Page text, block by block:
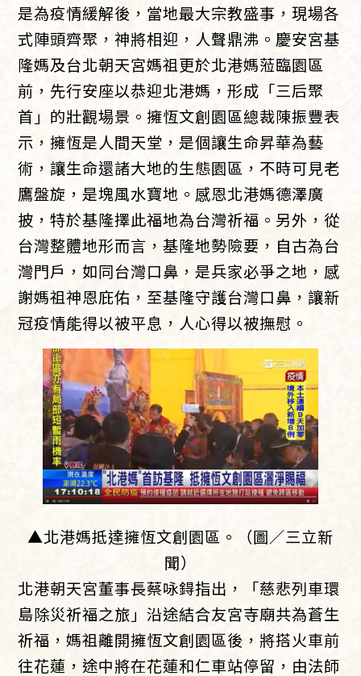
是為疫情緩解後，當地最大宗教盛事，現場各
式陣頭齊聚，神將相迎，人聲鼎沸。慶安宮基
隆媽及台北朝天宮媽祖更於北港媽蒞臨園區
前，先行安座以恭迎北港媽，形成「三后聚
首」的壯觀場景。擁恆文創園區總裁陳振豐表
示，擁恆是人間天堂，是個讓生命昇華為藝
術，讓生命還諸大地的生態園區，不時可見老
鷹盤旋，是塊風水寶地。感恩北港媽德澤廣
披，特於基隆擇此福地為台灣祈福。另外，從
台灣整體地形而言，基隆地勢險要，自古為台
灣門戶，如同台灣口鼻，是兵家必爭之地，感
謝媽祖神恩庇佑，至基隆守護台灣口鼻，讓新
冠疫情能得以被平息，人心得以被撫慰。
▲北港媽抵達擁恆文創園區。（圖／三立新
聞）
北港朝天宮董事長蔡咏鍀指出，「慈悲列車環
島除災祈福之旅」沿途結合友宮寺廟共為蒼生
祈福，媽祖離開擁恆文創園區後，將搭火車前
往花蓮，途中將在花蓮和仁車站停留，由法師